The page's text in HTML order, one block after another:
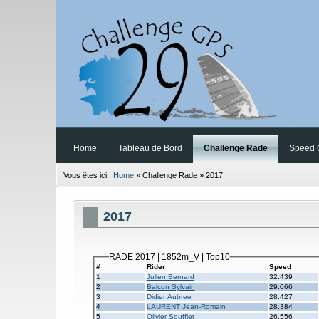
Home Tableau de Bord Challenge Rade Speed
Vous êtes ici : Home » Challenge Rade » 2017
2017
RADE 2017 | 1852m_V | Top10
# Rider Speed
1
Julien Bernard
32.439
2
Balcon Sylvain
29.066
3
Didier Aubree
28.427
4
LAURENT Jean-Romain
28.384
5
Olivier Soufflet 26.556